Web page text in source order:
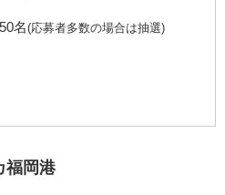
名(応募者多数の場合は抽選)
福岡港